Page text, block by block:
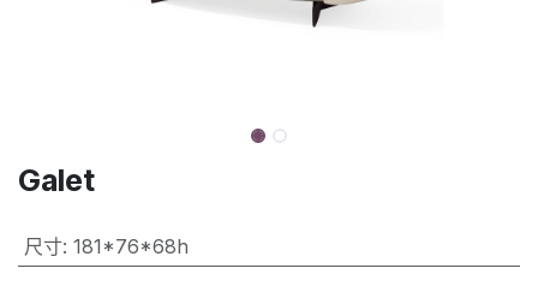
Galet
尺寸: 181*76*68h